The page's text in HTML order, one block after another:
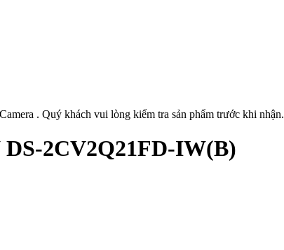
. Quý khách vui lòng kiểm tra sản phẩm trước khi nhận.
2CV2Q21FD-IW(B)